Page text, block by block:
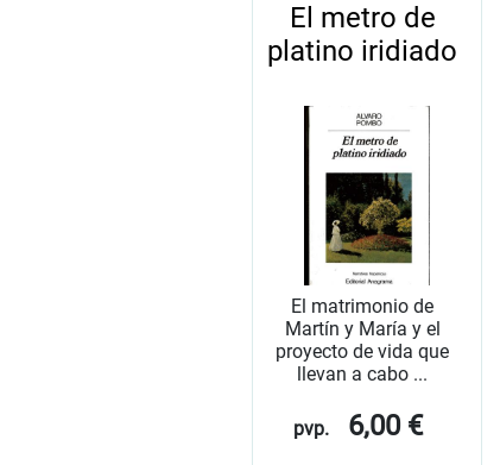
El metro de
platino iridiado
El matrimonio de
Martín y María y el
proyecto de vida que
llevan a cabo ...
pvp. 6,00 €